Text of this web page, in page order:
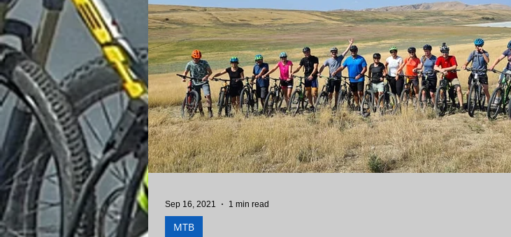
MTB
Sep 16, 2021 1 min read